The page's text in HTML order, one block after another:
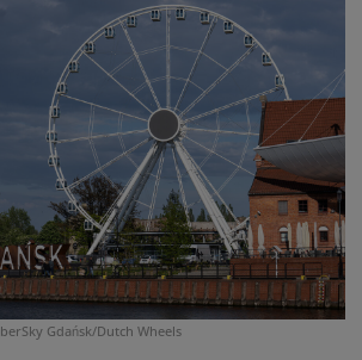
Gdańsk/Dutch Wheels